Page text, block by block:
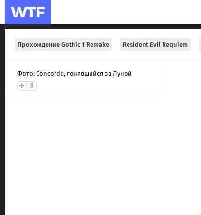
Прохождение Gothic 1 Remake Resident Evil Requiem
Фото: Concorde, гонявшийся за Луной
3